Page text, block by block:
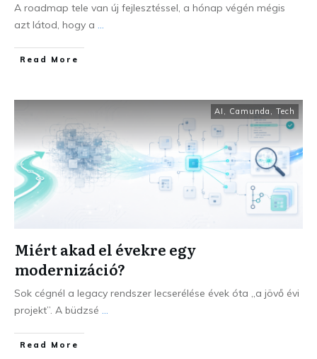
A roadmap tele van új fejlesztéssel, a hónap végén mégis
azt látod, hogy a ...
Read More
AI Camunda Tech
Miért akad el évekre egy
modernizáció?
Sok cégnél a legacy rendszer lecserélése évek óta „a jövő évi
projekt”. A büdzsé ...
Read More